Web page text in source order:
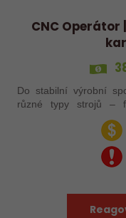
CNC Operátor
Do stabilní výrobní
různé typy strojů –
Uplatnění u nás
technických oborů,